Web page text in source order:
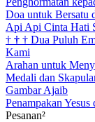
Doa untuk Bersatu
Api Api Cinta Hati
† † † Dua Puluh
Kami
Arahan untuk
Medali dan
Gambar Ajaib
Penampakan Yesus
Pesanan²